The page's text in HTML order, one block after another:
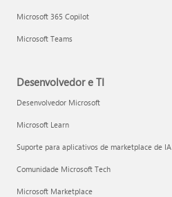
Microsoft 365 Copilot
Microsoft Teams
Desenvolvedor e TI
Desenvolvedor Microsoft
Microsoft Learn
Suporte para aplicativos de marketplace de IA
Comunidade Microsoft Tech
Microsoft Marketplace